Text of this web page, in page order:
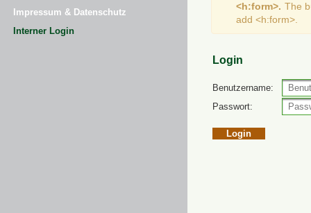
Impressum & Datenschutz
Interner Login
<h:form>. The
add <h:form>.
Login
Benutzername:
Passwort: